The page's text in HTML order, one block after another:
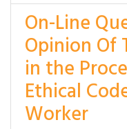
On-Line
Opinion Of
in the
Ethical
Worker